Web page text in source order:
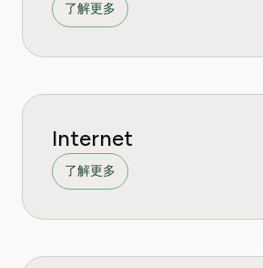
了解更多
Internet
了解更多